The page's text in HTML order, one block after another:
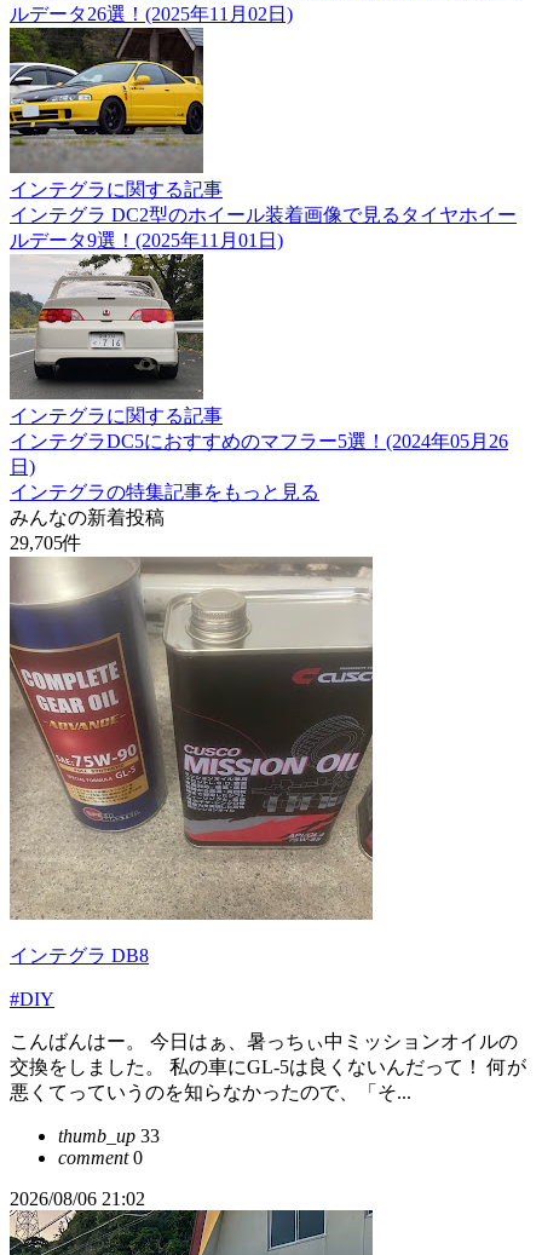
ルデータ26選！(2025年11月02日)
インテグラに関する記事
インテグラ DC2型のホイール装着画像で見るタイヤホイー
ルデータ9選！(2025年11月01日)
インテグラに関する記事
インテグラDC5におすすめのマフラー5選！(2024年05月26
日)
インテグラの特集記事をもっと見る
みんなの新着投稿
29,705件
インテグラ DB8
#DIY
こんばんはー。 今日はぁ、暑っちぃ中ミッションオイルの
交換をしました。 私の車にGL-5は良くないんだって！ 何が
悪くてっていうのを知らなかったので、「そ...
thumb_up 33
comment0
2026/08/06 21:02